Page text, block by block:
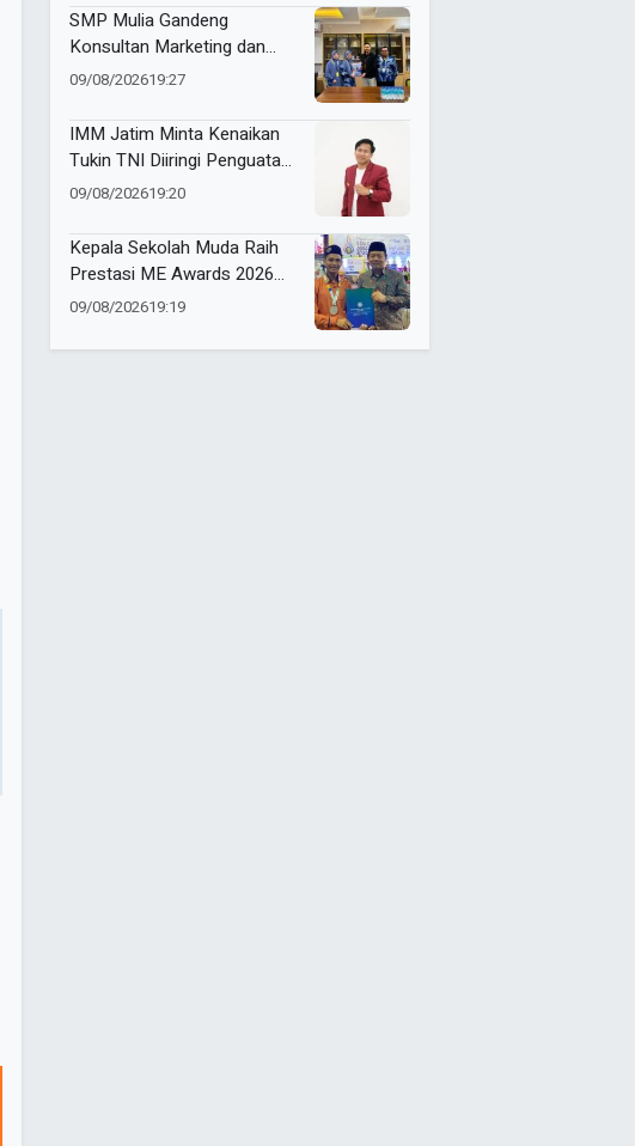
SMP Mulia Gandeng
Konsultan Marketing dan
Branding, Strategi Baru
09/08/202619:27
IMM Jatim Minta Kenaikan
Tukin TNI Diiringi Penguatan
Kesejahteraan Guru
09/08/202619:20
Kepala Sekolah Muda Raih
Prestasi ME Awards 2026
dan Borong 6 Medali
09/08/202619:19